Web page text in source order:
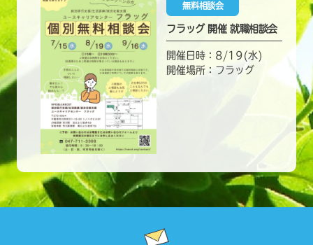
無料相談会
フラッグ 開催 就職相談会
開催日時：8/19(水)
開催場所：フラッグ